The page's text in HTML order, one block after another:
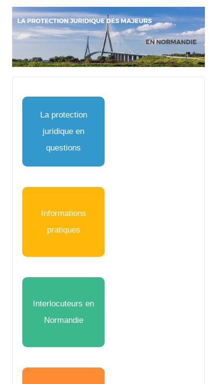
La protection
juridique en
questions
Informations
pratiques
Interlocuteurs en
Normandie